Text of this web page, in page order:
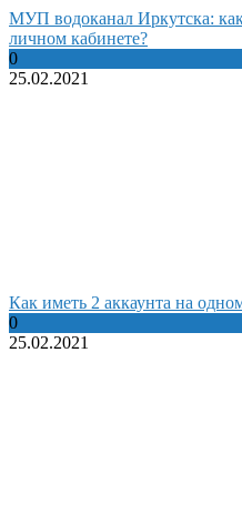
МУП водоканал Иркутска: как
личном кабинете?
0
25.02.2021
Как иметь 2 аккаунта на
0
25.02.2021